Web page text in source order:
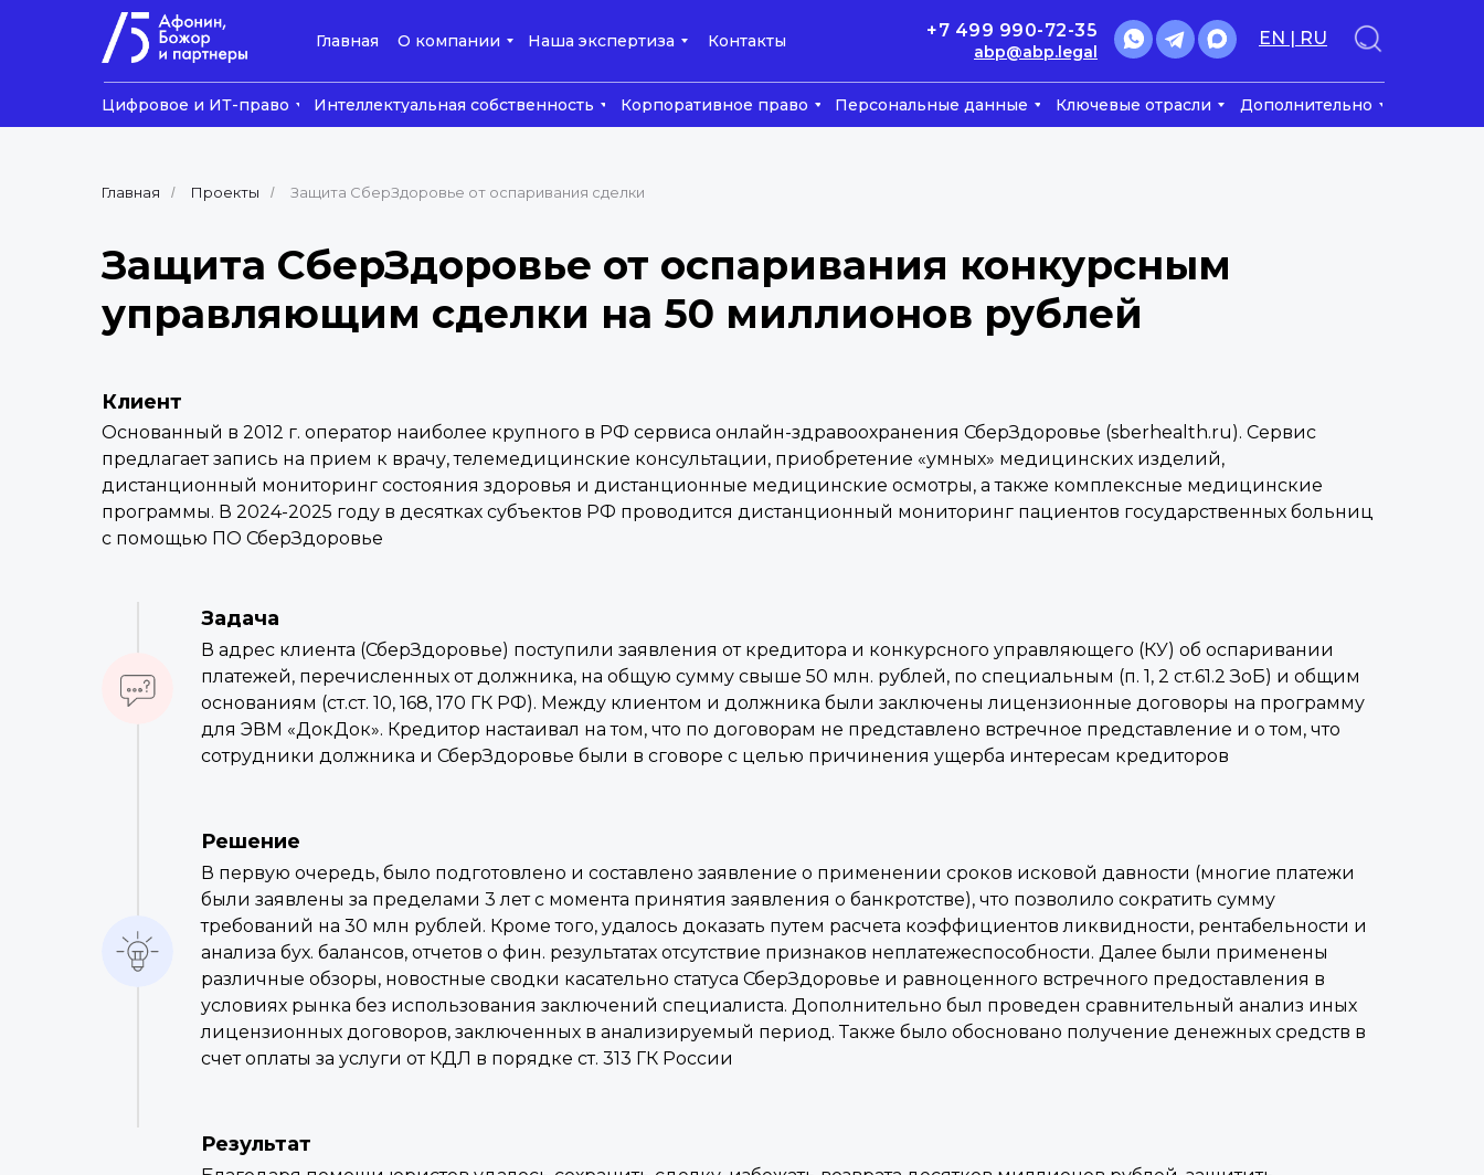
Главная О компании Наша экспертиза Контакты
Цифровое и ИТ-право Интеллектуальная собственность Корпоративное право Персональные данные Ключевые отрасли Дополнительно
abp@abp.legal
+7 499 990-72-35 EN | RU
Главная / Проекты / Защита СберЗдоровье от оспаривания сделки
Защита СберЗдоровье от оспаривания конкурсным
управляющим сделки на 50 миллионов рублей
Клиент
Основанный в 2012 г. оператор наиболее крупного в РФ сервиса онлайн-здравоохранения СберЗдоровье (sberhealth.ru). Сервис
предлагает запись на прием к врачу, телемедицинские консультации, приобретение «умных» медицинских изделий,
дистанционный мониторинг состояния здоровья и дистанционные медицинские осмотры, а также комплексные медицинские
программы. В 2024-2025 году в десятках субъектов РФ проводится дистанционный мониторинг пациентов государственных больниц
с помощью ПО СберЗдоровье
Задача
В адрес клиента (СберЗдоровье) поступили заявления от кредитора и конкурсного управляющего (КУ) об оспаривании
платежей, перечисленных от должника, на общую сумму свыше 50 млн. рублей, по специальным (п. 1, 2 ст.61.2 ЗоБ) и общим
основаниям (ст.ст. 10, 168, 170 ГК РФ). Между клиентом и должника были заключены лицензионные договоры на программу
для ЭВМ «ДокДок». Кредитор настаивал на том, что по договорам не представлено встречное представление и о том, что
сотрудники должника и СберЗдоровье были в сговоре с целью причинения ущерба интересам кредиторов
Решение
В первую очередь, было подготовлено и составлено заявление о применении сроков исковой давности (многие платежи
были заявлены за пределами 3 лет с момента принятия заявления о банкротстве), что позволило сократить сумму
требований на 30 млн рублей. Кроме того, удалось доказать путем расчета коэффициентов ликвидности, рентабельности и
анализа бух. балансов, отчетов о фин. результатах отсутствие признаков неплатежеспособности. Далее были применены
различные обзоры, новостные сводки касательно статуса СберЗдоровье и равноценного встречного предоставления в
условиях рынка без использования заключений специалиста. Дополнительно был проведен сравнительный анализ иных
лицензионных договоров, заключенных в анализируемый период. Также было обосновано получение денежных средств в
счет оплаты за услуги от КДЛ в порядке ст. 313 ГК России
Результат